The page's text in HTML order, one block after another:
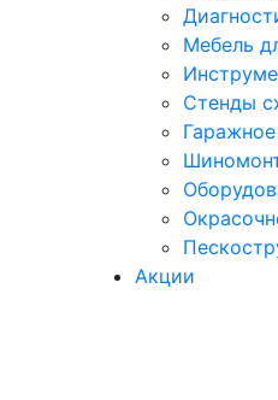
Мебель
Стенды
Акции